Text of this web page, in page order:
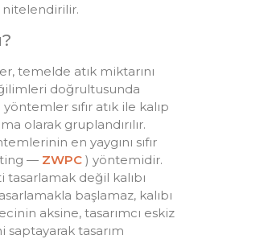
nitelendirilir.
temelde atık miktarını
doğrultusunda
sıfır atık ile kalıp
olarak gruplandırılır.
en yaygını sıfır
— ZWPC ) yöntemidir.
tasarlamak değil kalıbı
başlamaz, kalıbı
aksine, tasarımcı eskiz
tasarım